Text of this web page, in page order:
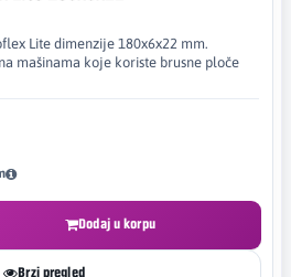
Lite dimenzije 180x6x22 mm.
mašinama koje koriste brusne ploče
Dodaj u korpu
Brzi pregled